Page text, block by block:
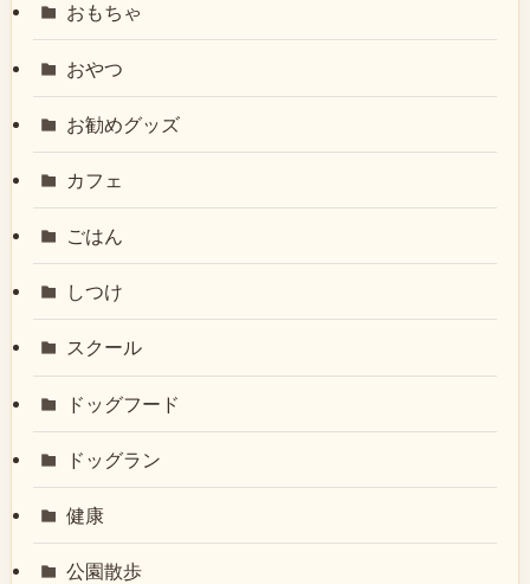
おもちゃ
おやつ
お勧めグッズ
カフェ
ごはん
しつけ
スクール
ドッグフード
ドッグラン
健康
公園散歩